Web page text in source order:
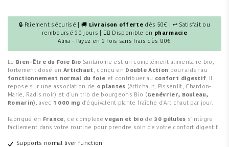
🔒 Paiement sécurisé | 🚚 Livraison offerte dès 50€ | ↩ Satisfait ou
remboursé 30 jours | 👩‍⚕️ Disponible en pharmacie
Alma - Payez en 3 fois sans frais dès 80€
Le Bien-Être du Foie Bio Santarome est un complément alimentaire bio,
fortement dosé en Artichaut, conçu en Double Action pour aider au
fonctionnement normal du foie et contribuer au confort digestif. Il
repose sur une association de 4 plantes (Artichaut, Pissenlit, Chardon-
Marie, Radis noir) et d'un trio de bourgeons Bio (Genévrier, Bouleau,
Romarin), avec 1 000 mg d'équivalent plante fraîche d'Artichaut par jour.
Fabriqué en France, ce complexevegan et bio de 30 gélules s'intègre
facilement dans votre routine pour prendre soin de votre confort digestif.
Supports normal liver function